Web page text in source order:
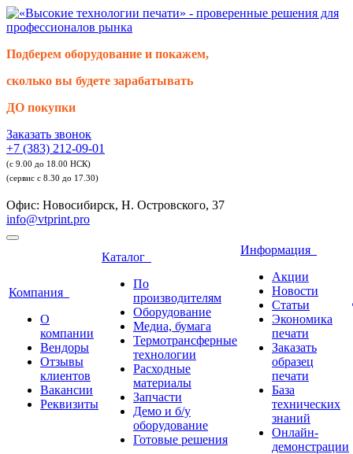
Подберем оборудование и покажем,
сколько вы будете зарабатывать
ДО покупки
Заказать звонок
+7 (383) 212-09-01
(с 9.00 до 18.00 НСК)
(сервис с 8.30 до 17.30)
Офис: Новосибирск, Н. Островского, 37
info@vtprint.pro
Компания
О
компании
Вендоры
Отзывы
клиентов
Вакансии
Реквизиты
Каталог
По
производителям
Оборудование
Медиа, бумага
Термотрансферные
технологии
Расходные
материалы
Запчасти
Демо и б/у
оборудование
Готовые решения
Информация
Акции
Новости
Статьи
Экономика
печати
Заказать
образец
печати
База
технических
знаний
Онлайн-
демонстрации